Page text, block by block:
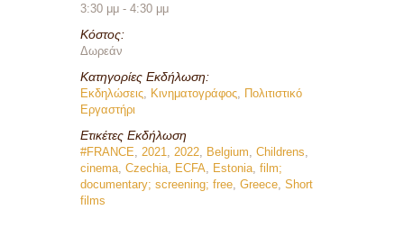
3:30 μμ - 4:30 μμ
Κόστος:
Δωρεάν
Κατηγορίες Εκδήλωση:
Εκδηλώσεις Κινηματογράφος
Πολιτιστικό
Εργαστήρι
Ετικέτες Εκδήλωση
#FRANCE 2021 2022 Belgium Childrens
cinema Czechia ECFA Estonia film;
documentary; screening; free Greece Short
films